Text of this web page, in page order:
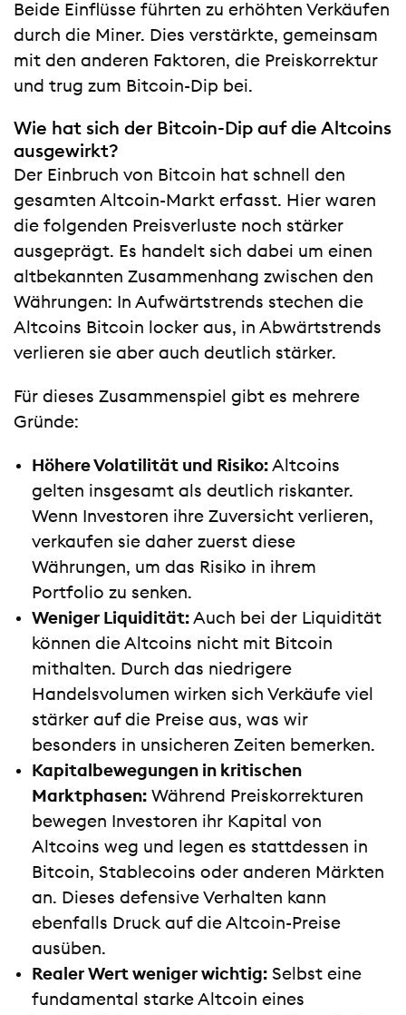
Beide Einflüsse führten zu erhöhten Verkäufen
durch die Miner. Dies verstärkte, gemeinsam
mit den anderen Faktoren, die Preiskorrektur
und trug zum Bitcoin-Dip bei.
Wie hat sich der Bitcoin-Dip auf die Altcoins
ausgewirkt?
Der Einbruch von Bitcoin hat schnell den
gesamten Altcoin-Markt erfasst. Hier waren
die folgenden Preisverluste noch stärker
ausgeprägt. Es handelt sich dabei um einen
altbekannten Zusammenhang zwischen den
Währungen: In Aufwärtstrends stechen die
Altcoins Bitcoin locker aus, in Abwärtstrends
verlieren sie aber auch deutlich stärker.
Für dieses Zusammenspiel gibt es mehrere
Gründe:
Höhere Volatilität und Risiko: Altcoins
gelten insgesamt als deutlich riskanter.
Wenn Investoren ihre Zuversicht verlieren,
verkaufen sie daher zuerst diese
Währungen, um das Risiko in ihrem
Portfolio zu senken.
Weniger Liquidität: Auch bei der Liquidität
können die Altcoins nicht mit Bitcoin
mithalten. Durch das niedrigere
Handelsvolumen wirken sich Verkäufe viel
stärker auf die Preise aus, was wir
besonders in unsicheren Zeiten bemerken.
Kapitalbewegungen in kritischen
Marktphasen: Während Preiskorrekturen
bewegen Investoren ihr Kapital von
Altcoins weg und legen es stattdessen in
Bitcoin, Stablecoins oder anderen Märkten
an. Dieses defensive Verhalten kann
ebenfalls Druck auf die Altcoin-Preise
ausüben.
Realer Wert weniger wichtig: Selbst eine
fundamental starke Altcoin eines